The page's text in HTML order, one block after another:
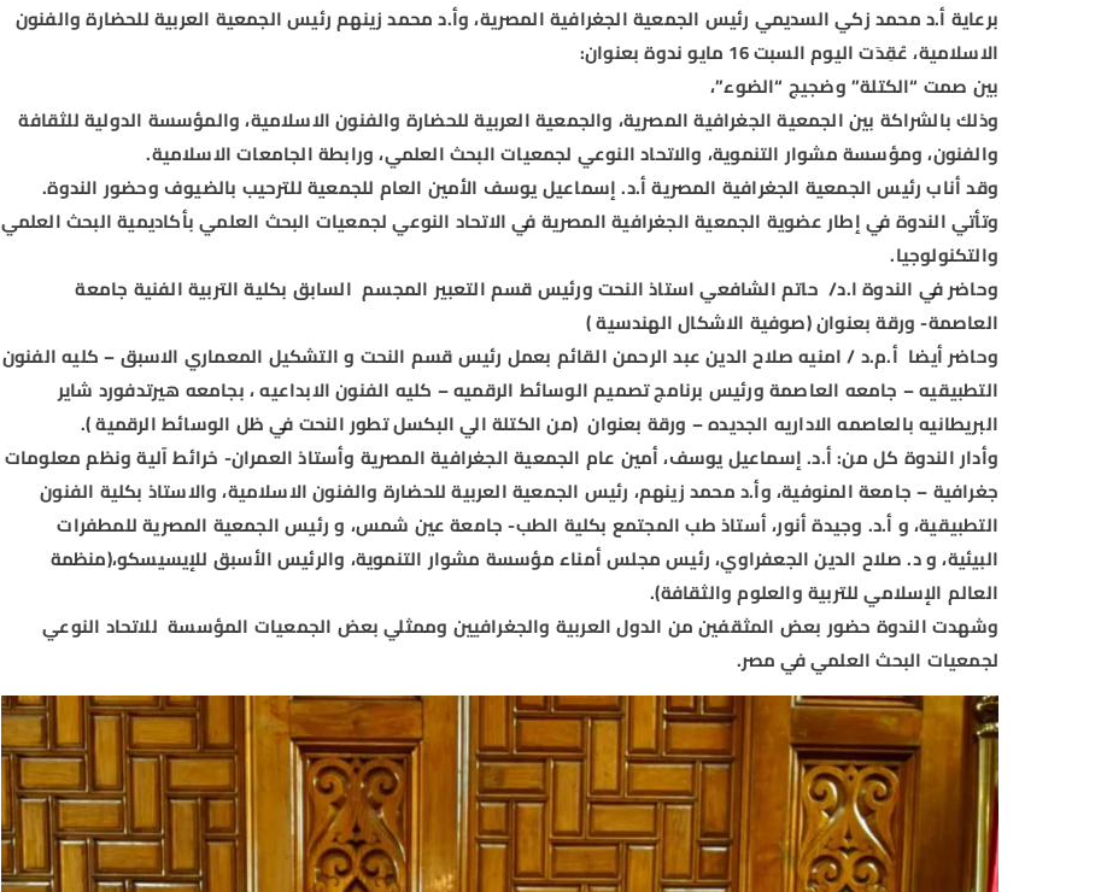
برعاية أ.د محمد زكي السديمي رئيس الجمعية الجغرافية المصرية، وأ.د محمد زينهم رئيس الجمعية العربية للحضارة والفنون
الاسلامية، عُقِدَت اليوم السبت 16 مايو ندوة بعنوان:
بين صمت “الكتلة” وضجيج “الضوء”،
وذلك بالشراكة بين الجمعية الجغرافية المصرية، والجمعية العربية للحضارة والفنون الاسلامية، والمؤسسة الدولية للثقافة
والفنون، ومؤسسة مشوار التنموية، والاتحاد النوعي لجمعيات البحث العلمي، ورابطة الجامعات الاسلامية.
وقد أناب رئيس الجمعية الجغرافية المصرية أ.د. إسماعيل يوسف الأمين العام للجمعية للترحيب بالضيوف وحضور الندوة.
وتأتي الندوة في إطار عضوية الجمعية الجغرافية المصرية في الاتحاد النوعي لجمعيات البحث العلمي بأكاديمية البحث العلمي
والتكنولوجيا.
وحاضر في الندوة ا.د/ حاتم الشافعي استاذ النحت ورئيس قسم التعبير المجسم السابق بكلية التربية الفنية جامعة
العاصمة- ورقة بعنوان (صوفية الاشكال الهندسية )
وحاضر أيضا أ.م.د / امنيه صلاح الدين عبد الرحمن القائم بعمل رئيس قسم النحت و التشكيل المعماري الاسبق – كليه الفنون
التطبيقيه – جامعه العاصمة ورئيس برنامج تصميم الوسائط الرقميه – كليه الفنون الابداعيه ، بجامعه هيرتدفورد شاير
البريطانيه بالعاصمه الاداريه الجديده – ورقة بعنوان (من الكتلة الي البكسل تطور النحت في ظل الوسائط الرقمية ).
وأدار الندوة كل من: أ.د. إسماعيل يوسف، أمين عام الجمعية الجغرافية المصرية وأستاذ العمران- خرائط آلية ونظم معلومات
جغرافية – جامعة المنوفية، وأ.د محمد زينهم، رئيس الجمعية العربية للحضارة والفنون الاسلامية، والاستاذ بكلية الفنون
التطبيقية، و أ.د. وجيدة أنور، أستاذ طب المجتمع بكلية الطب- جامعة عين شمس، و رئيس الجمعية المصرية للمطفرات
البيئية، و د. صلاح الدين الجعفراوي، رئيس مجلس أمناء مؤسسة مشوار التنموية، والرئيس الأسبق للإيسيسكو،(منظمة
العالم الإسلامي للتربية والعلوم والثقافة).
وشهدت الندوة حضور بعض المثقفين من الدول العربية والجغرافيين وممثلي بعض الجمعيات المؤسسة للاتحاد النوعي
لجمعيات البحث العلمي في مصر.